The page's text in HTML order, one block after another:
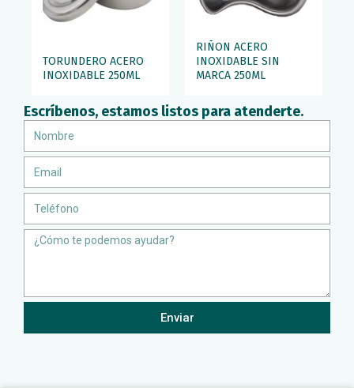
Escríbenos, estamos listos para atenderte.
Message
Enviar
TORUNDERO ACERO
INOXIDABLE 250ML
RIÑON ACERO
INOXIDABLE SIN
MARCA 250ML